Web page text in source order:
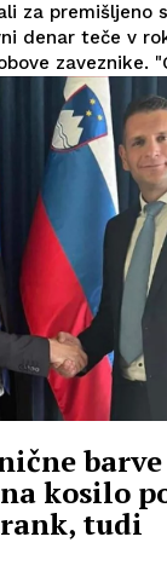
za premišljeno
denar teče v
zaveznike.
barve
kosilo
tudi